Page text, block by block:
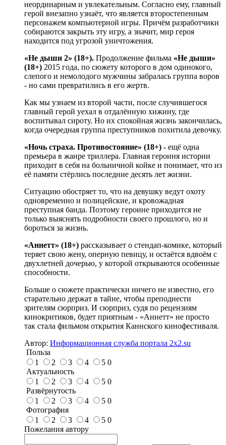
неординарным и увлекательным. Согласно ему, главный
герой внезапно узнаёт, что является второстепенным
персонажем компьютерной игры. Причём разработчики
собираются закрыть эту игру, а значит, мир героя
находится под угрозой уничтожения.
«Не дыши 2» (18+). Продолжение фильма «Не дыши»
(18+) 2015 года, по сюжету которого в дом одинокого,
слепого и немолодого мужчины забралась группа воров
- но сами превратились в его жертв.
Как мы узнаем из второй части, после случившегося
главный герой уехал в отдалённую хижину, где
воспитывал сироту. Но их спокойная жизнь закончилась,
когда очередная группа преступников похитила девочку.
«Ночь страха. Противостояние» (18+) - ещё одна
премьера в жанре триллера. Главная героиня истории
приходит в себя на больничной койке и понимает, что из
её памяти стёрлись последние десять лет жизни.
Ситуацию обостряет то, что на девушку ведут охоту
одновременно и полицейские, и кровожадная
преступная банда. Поэтому героине приходится не
только выяснять подробности своего прошлого, но и
бороться за жизнь.
«Аннетт» (18+) рассказывает о стендап-комике, который
теряет свою жену, оперную певицу, и остаётся вдвоём с
двухлетней дочерью, у которой открываются особенные
способности.
Больше о сюжете практически ничего не известно, его
старательно держат в тайне, чтобы преподнести
зрителям сюрприз. И сюрприз, судя по рецензиям
кинокритиков, будет приятным - «Аннетт» не просто
так стала фильмом открытия Каннского кинофестиваля.
Автор: Информационная служба портала 2x2.su
Польза
1
2 3 4 5 0
Актуальность
1
2 3 4 5 0
Развёрнутость
1
2 3 4 5 0
Фотография
1
2 3 4 5 0
Пожелания автору